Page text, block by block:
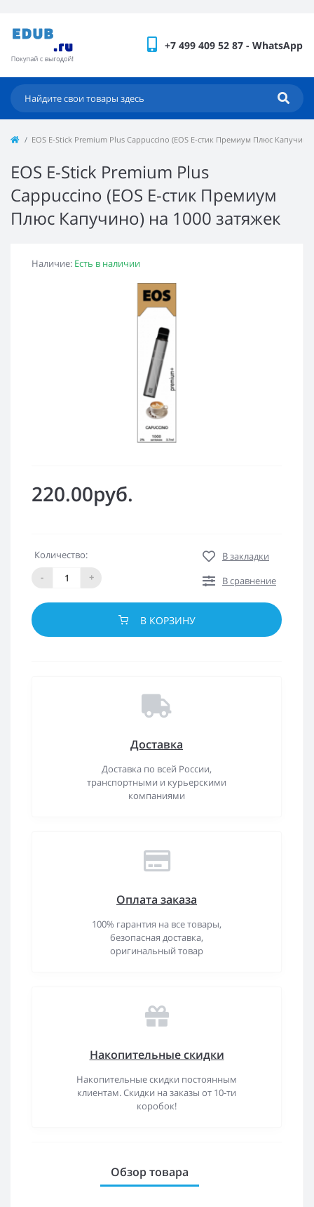
+7 499 409 52 87 - WhatsApp
EOS E-Stick Premium Plus Cappuccino (EOS Е-стик Премиум Плюс
EOS E-Stick Premium Plus
Cappuccino (EOS Е-стик Премиум
Плюс Капучино) на 1000 затяжек
Наличие: Есть в наличии
220.00руб.
Количество:
-
+
В закладки
В сравнение
В КОРЗИНУ
Доставка
Доставка по всей России,
транспортными и курьерскими
компаниями
Оплата заказа
100% гарантия на все товары,
безопасная доставка,
оригинальный товар
Накопительные скидки
Накопительные скидки постоянным
клиентам. Скидки на заказы от 10-ти
коробок!
Обзор товара